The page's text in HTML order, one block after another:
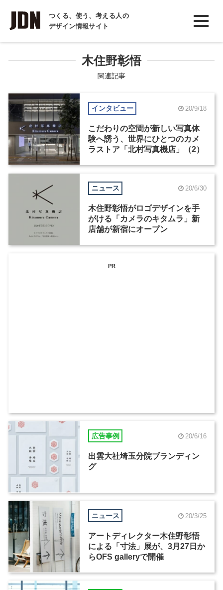
つくる、使う、考える人の
デザイン情報サイト
INTERVIEW
インタビュー
COLUMN
コラム
木住野彰悟
関連記事
インタビュー 20/9/18
こだわりの空間が新しい写真体
験へ誘う、世界にひとつのカメ
ラストア「北村写真機店」（2）
ニュース 20/6/30
木住野彰悟がロゴデザインを手
がける「カメラのキタムラ」新
店舗が新宿にオープン
PR
広告事例 20/6/16
出雲大社埼玉分院ブランディン
グ
ニュース 20/3/25
アートディレクター木住野彰悟
による「寸法」展が、3月27日か
らOFS galleryで開催